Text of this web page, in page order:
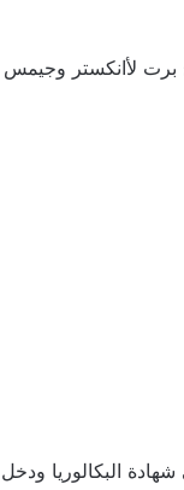
برت لأانكستر وجيمس
علي شهادة البكالوريا ودخل